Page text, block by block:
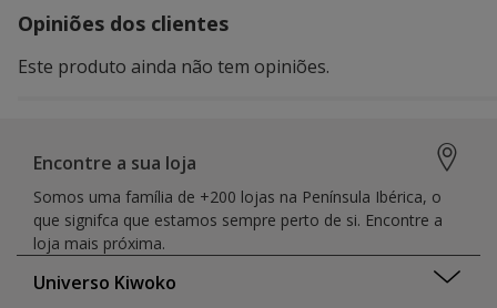
Opiniões dos clientes
Este produto ainda não tem opiniões.
Encontre a sua loja
Somos uma família de +200 lojas na Península Ibérica, o
que signifca que estamos sempre perto de si. Encontre a
loja mais próxima.
Universo Kiwoko